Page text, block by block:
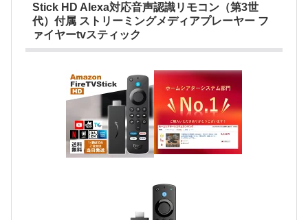
Stick HD Alexa対応音声認識リモコン（第3世
代）付属 ストリーミングメディアプレーヤー フ
ァイヤーtvスティック